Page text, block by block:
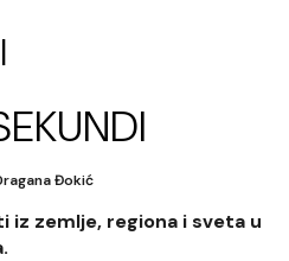
Đokić
iz zemlje, regiona i sveta u